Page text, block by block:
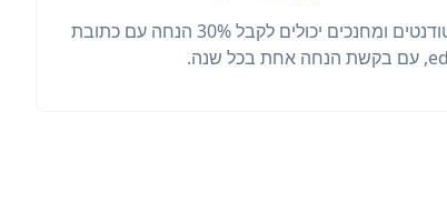
סטודנטים ומחנכים יכולים לקבל 30% הנחה עם כתובת